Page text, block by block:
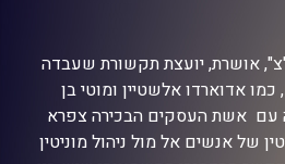
יח"צ", אושרת, יועצת תקשורת שעבדה
אדוארדו אלשטיין ומוטי בן
אשת העסקים הבכירה צפרא
של אנשים אל מול ניהול מוניטין